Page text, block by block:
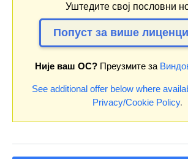
Уштедите свој пословни
Попуст за више лиценци
Није ваш ОС?Преузмите за
See additional offer below where
Privacy/Cookie Policy.